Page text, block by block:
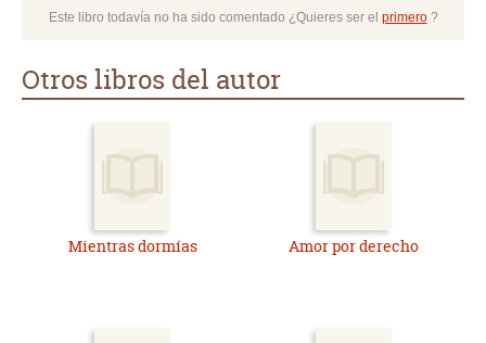
Este libro todavía no ha sido comentado ¿Quieres ser el primero?
Otros libros del autor
Mientras dormías Amor por derecho